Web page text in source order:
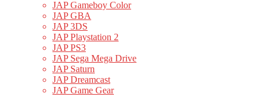
JAP Gameboy Color
JAP GBA
JAP 3DS
JAP Playstation 2
JAP PS3
JAP Sega Mega Drive
JAP Saturn
JAP Dreamcast
JAP Game Gear